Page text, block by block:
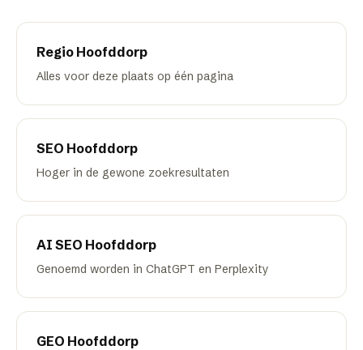
Regio Hoofddorp
Alles voor deze plaats op één pagina
SEO Hoofddorp
Hoger in de gewone zoekresultaten
AI SEO Hoofddorp
Genoemd worden in ChatGPT en Perplexity
GEO Hoofddorp